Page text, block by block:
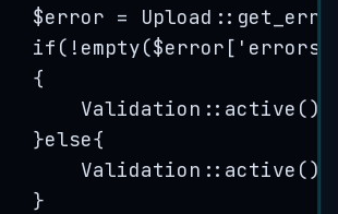
$error = Upload ::
if ( ! empty($error [ ' errors
{
Validation :: active ()
}else{
Validation :: active ()
}